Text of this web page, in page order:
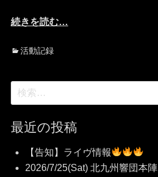
続きを読む…
カ
リ
ー
活動記録
検
索
対
象:
最近の投稿
【告知】ライヴ情報
2026/7/25(Sat) 北九州響団本陣